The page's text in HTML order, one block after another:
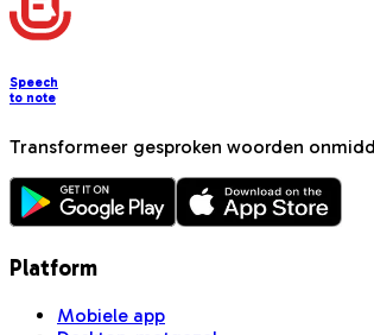
Speech
to note
Transformeer gesproken woorden
Platform
Mobiele app